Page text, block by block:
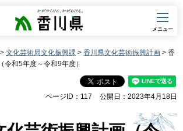
香川県
メニュー
> 文化芸術局文化振興課 > 香川県文化芸術振興計画 > 香
令和5年度～令和9年度）
ページID：117 公開日：2023年4月18日